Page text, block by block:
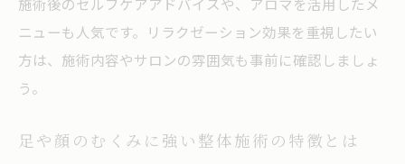
ニューも人気です。リラクゼーション効果を重視したい
方は、施術内容やサロンの雰囲気も事前に確認しましょ
う。
足や顔のむくみに強い整体施術の特徴とは